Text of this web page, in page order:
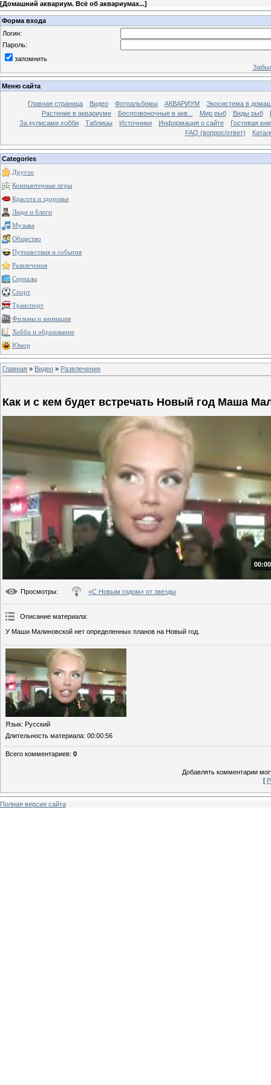
[Домашний аквариум. Всё об аквариумах...]
Форма входа
Логин:
Пароль:
запомнить
Меню сайта
Главная страница Видео Фотоальбомы АКВАРИУМ
Экосистема в
Растение в аквариуме
Беспозвоночные в акв... Мир рыб Виды рыб
За кулисами хобби
Таблицы Источники Информация о сайте
Гостевая
FAQ (вопрос/ответ)
Categories
Другое
Компьютерные игры
Красота и здоровье
Люди и блоги
Музыка
Общество
Путешествия и события
Развлечения
Сериалы
Спорт
Транспорт
Фильмы и анимация
Хобби и образование
Юмор
Главная » Видео » Развлечения
Как и с кем будет встречать Новый год Маша
Просмотры: «С Новым годом» от звезды
Описание материала:
У Маши Малиновской нет определенных планов на Новый год.
Язык: Русский
Длительность материала: 00:00:56
Всего комментариев: 0
Добавлять комментарии
[
Полная версия сайта